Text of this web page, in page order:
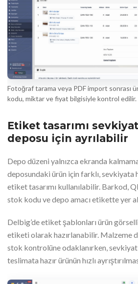
Fotoğraf tarama veya PDF import sonrası
kodu, miktar ve fiyat bilgisiyle kontrol edilir.
Etiket tasarımı
deposu için ayrılabilir
Depo düzeni yalnızca ekranda
deposundaki ürün için farklı, sevkiyata
etiket tasarımı kullanılabilir. Barkod,
stok kodu ve depo amacı etikette yer
Delbig’de etiket şablonları ürün
etiketi olarak hazırlanabilir. Malzeme
stok kontrolüne odaklanırken,
teslimata hazır ürünün hızlı